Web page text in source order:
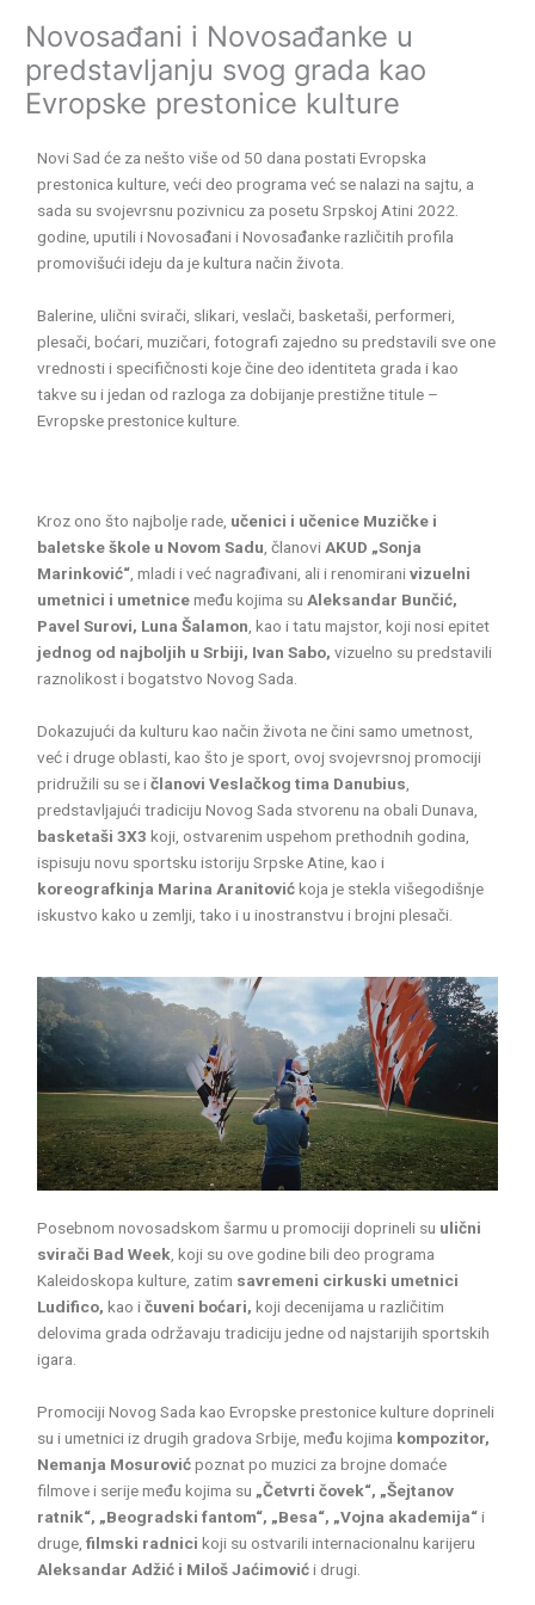
Novosađani i Novosađanke u
predstavljanju svog grada kao
Evropske prestonice kulture
Novi Sad će za nešto više od 50 dana postati Evropska
prestonica kulture, veći deo programa već se nalazi na sajtu, a
sada su svojevrsnu pozivnicu za posetu Srpskoj Atini 2022.
godine, uputili i Novosađani i Novosađanke različitih profila
promovišući ideju da je kultura način života.
Balerine, ulični svirači, slikari, veslači, basketaši, performeri,
plesači, boćari, muzičari, fotografi zajedno su predstavili sve one
vrednosti i specifičnosti koje čine deo identiteta grada i kao
takve su i jedan od razloga za dobijanje prestižne titule –
Evropske prestonice kulture.
Kroz ono što najbolje rade, učenici i učenice Muzičke i
baletske škole u Novom Sadu , članovi AKUD „Sonja
Marinković“ , mladi i već nagrađivani, ali i renomiranivizuelni
umetnici i umetnicemeđu kojima su Aleksandar Bunčić,
Pavel Surovi, Luna Šalamon , kao i tatu majstor, koji nosi epitet
jednog od najboljih u Srbiji, Ivan Sabo, vizuelno su predstavili
raznolikost i bogatstvo Novog Sada.
Dokazujući da kulturu kao način života ne čini samo umetnost,
već i druge oblasti, kao što je sport, ovoj svojevrsnoj promociji
pridružili su se ičlanovi Veslačkog tima Danubius
predstavljajući tradiciju Novog Sada stvorenu na obali Dunava,
basketaši 3X3 koji, ostvarenim uspehom prethodnih godina,
ispisuju novu sportsku istoriju Srpske Atine, kao i
koreografkinja Marina Aranitovićkoja je stekla višegodišnje
iskustvo kako u zemlji, tako i u inostranstvu i brojni plesači.
Posebnom novosadskom šarmu u promociji doprineli su ulični
svirači Bad Week , koji su ove godine bili deo programa
Kaleidoskopa kulture, zatim savremeni cirkuski umetnici
Ludifico, kao ičuveni boćari, koji decenijama u različitim
delovima grada održavaju tradiciju jedne od najstarijih sportskih
igara.
Promociji Novog Sada kao Evropske prestonice kulture doprineli
su i umetnici iz drugih gradova Srbije, među kojima kompozitor,
Nemanja Mosurovićpoznat po muzici za brojne domaće
filmove i serije među kojima su „Četvrti čovek“, „Šejtanov
ratnik“, „Beogradski fantom“, „Besa“, „Vojna akademija“i
druge,filmski radnici koji su ostvarili internacionalnu karijeru
Aleksandar Adžić i Miloš Jaćimovići drugi.